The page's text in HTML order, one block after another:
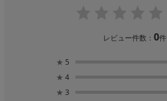
レビュー件数：0件
★ 5
★ 4
★ 3